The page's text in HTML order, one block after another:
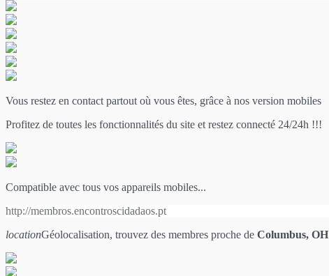
Vous restez en contact partout où vous êtes, grâce à nos version mobiles
Profitez de toutes les fonctionnalités du site et restez connecté 24/24h !!!
Compatible avec tous vos appareils mobiles...
http://membros.encontroscidadaos.pt
locationGéolocalisation, trouvez des membres proche de Columbus, OH